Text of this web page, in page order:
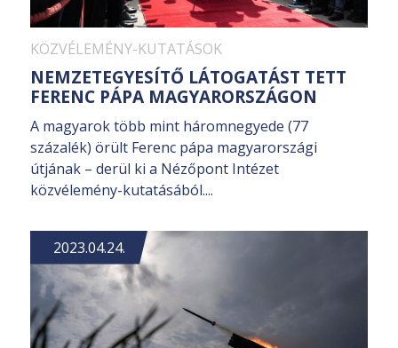
KÖZVÉLEMÉNY-KUTATÁSOK
NEMZETEGYESÍTŐ LÁTOGATÁST TETT
FERENC PÁPA MAGYARORSZÁGON
A magyarok több mint háromnegyede (77
százalék) örült Ferenc pápa magyarországi
útjának – derül ki a Nézőpont Intézet
közvélemény-kutatásából....
2023.04.24.